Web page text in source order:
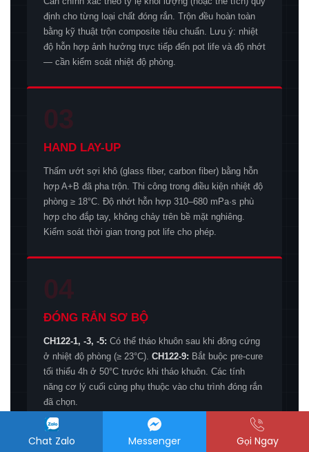
định cho từng loại chất đóng rắn. Trộn đều hoàn toàn
bằng kỹ thuật trộn composite tiêu chuẩn. Lưu ý: nhiệt
độ hỗn hợp ảnh hưởng trực tiếp đến pot life và độ nhớt
— cần kiểm soát nhiệt độ phòng.
03
HAND LAY-UP
Thấm ướt sợi khô (glass fiber, carbon fiber) bằng hỗn
hợp A+B đã pha trộn. Thi công trong điều kiện nhiệt độ
phòng ≥ 18°C. Độ nhớt hỗn hợp 310–680 mPa·s phù
hợp cho đắp tay, không chảy trên bề mặt nghiêng.
Kiểm soát thời gian trong pot life cho phép.
04
ĐÓNG RẮN SƠ BỘ
CH122-1, -3, -5: Có thể tháo khuôn sau khi đông cứng
ở nhiệt độ phòng (≥ 23°C). CH122-9: Bắt buộc pre-cure
tối thiểu 4h ở 50°C trước khi tháo khuôn. Các tính
năng cơ lý cuối cùng phụ thuộc vào chu trình đóng rắn
đã chọn.
Chat Zalo Messenger Gọi Ngay